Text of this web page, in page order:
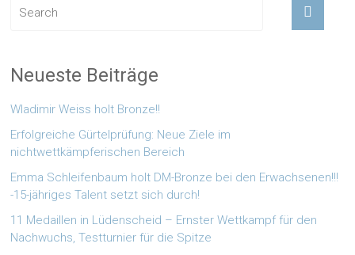
Neueste Beiträge
Wladimir Weiss holt Bronze!!
Erfolgreiche Gürtelprüfung: Neue Ziele im
nichtwettkämpferischen Bereich
Emma Schleifenbaum holt DM-Bronze bei den Erwachsenen!!!
-15-jähriges Talent setzt sich durch!
11 Medaillen in Lüdenscheid – Ernster Wettkampf für den
Nachwuchs, Testturnier für die Spitze